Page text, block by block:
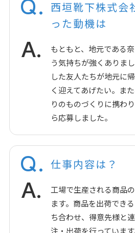
西垣靴下株式会
った動機は
A.
もともと、地元である
う気持ちが強くありま
した友人たちが地元に
く迎えてあげたい。ま
りのものづくりに携わ
ら応募しました。
Q. 仕事内容は？
A.
工場で生産される商品
ます。商品を出荷でき
ち合わせ、得意先様と
注・出荷を行っています